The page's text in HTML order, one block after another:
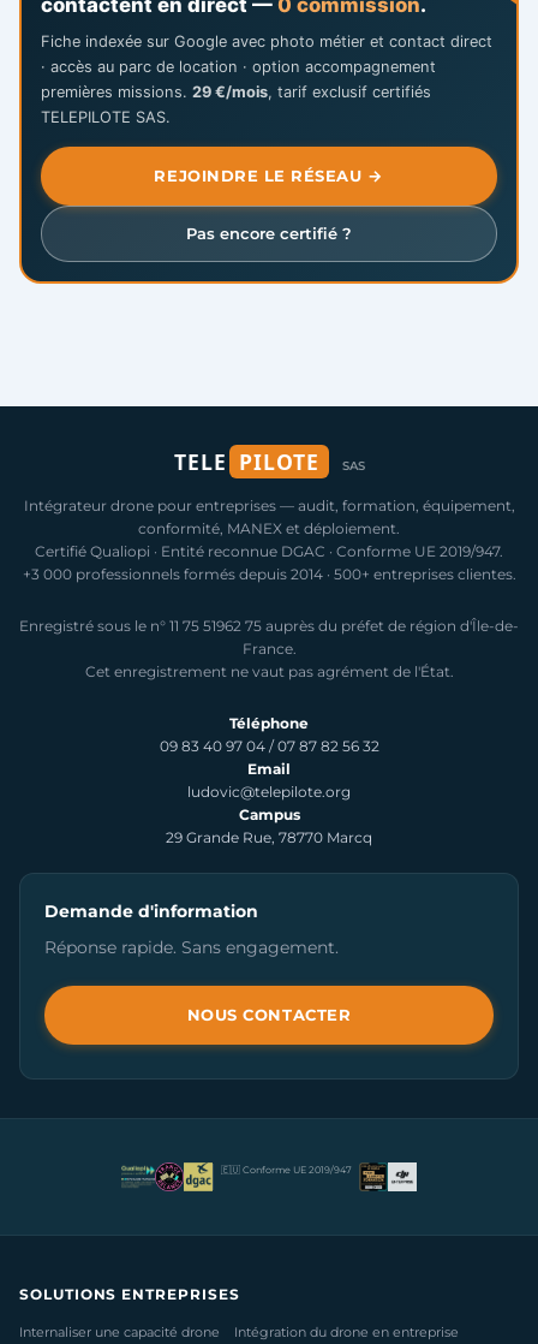
Fiche indexée sur Google avec photo métier et contact direct
· accès au parc de location · option accompagnement
premières missions. 29 €/mois, tarif exclusif certifiés
TELEPILOTE SAS.
REJOINDRE LE RÉSEAU →
Pas encore certifié ?
TELE PILOTE SAS
Intégrateur drone pour entreprises — audit, formation, équipement,
conformité, MANEX et déploiement.
Certifié Qualiopi · Entité reconnue DGAC · Conforme UE 2019/947.
+3 000 professionnels formés depuis 2014 · 500+ entreprises clientes.
Enregistré sous le n° 11 75 51962 75 auprès du préfet de région d'Île-de-
France.
Cet enregistrement ne vaut pas agrément de l'État.
Téléphone
09 83 40 97 04 /07 87 82 56 32
Email
ludovic@telepilote.org
Campus
29 Grande Rue, 78770 Marcq
Demande d'information
Réponse rapide. Sans engagement.
NOUS CONTACTER
🇪🇺 Conforme UE 2019/947
SOLUTIONS ENTREPRISES
Internaliser une capacité drone Intégration du drone en entreprise